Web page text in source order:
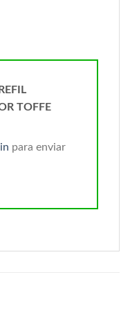
TOFFE
para enviar